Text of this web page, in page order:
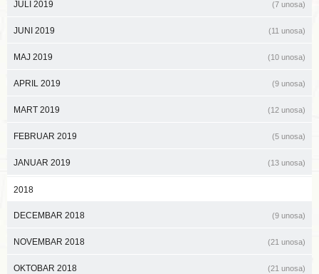
JULI 2019 (7 unosa)
JUNI 2019 (11 unosa)
MAJ 2019 (10 unosa)
APRIL 2019 (9 unosa)
MART 2019 (12 unosa)
FEBRUAR 2019 (5 unosa)
JANUAR 2019 (13 unosa)
2018
DECEMBAR 2018 (9 unosa)
NOVEMBAR 2018 (21 unosa)
OKTOBAR 2018 (21 unosa)